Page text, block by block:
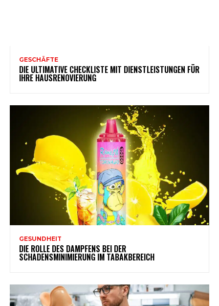
GESCHÄFTE
DIE ULTIMATIVE CHECKLISTE MIT DIENSTLEISTUNGEN FÜR
IHRE HAUSRENOVIERUNG
GESUNDHEIT
DIE ROLLE DES DAMPFENS BEI DER
SCHADENSMINIMIERUNG IM TABAKBEREICH